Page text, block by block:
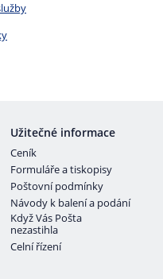
Užitečné informace
Ceník
Formuláře a tiskopisy
Poštovní podmínky
Návody k balení a podání
Když Vás Pošta
nezastihla
Celní řízení